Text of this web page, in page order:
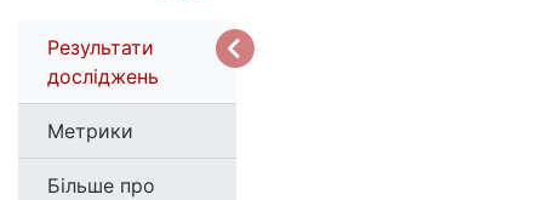
Результати
досліджень
Метрики
Більше про